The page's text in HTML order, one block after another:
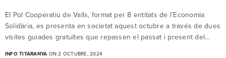
El Pol Cooperatiu de Valls, format per 8 entitats de l’Economia
Solidària, es presenta en societat aquest octubre a través de dues
visites guiades gratuïtes que repassen el passat i present del…
INFO TITARANYA ON 2 OCTUBRE, 2024